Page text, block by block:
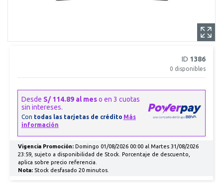
ID 1386
0 disponibles
Vigencia Promoción:Domingo 01/08/2026 00:00 al Martes 31/08/2026
23:59, sujeto a disponibilidad de Stock. Porcentaje de descuento,
aplica sobre precio referencia.
Nota:Stock desfasado 20 minutos.